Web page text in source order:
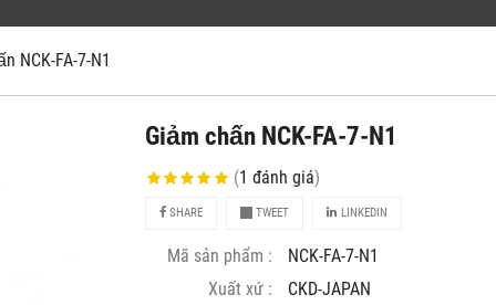
NCK-FA-7-N1
Giảm chấn NCK-FA-7-N1
(1đánh giá)
SHARE TWEET LINKEDIN
Mã sản phẩm :
NCK-FA-7-N1
Xuất xứ :
CKD-JAPAN